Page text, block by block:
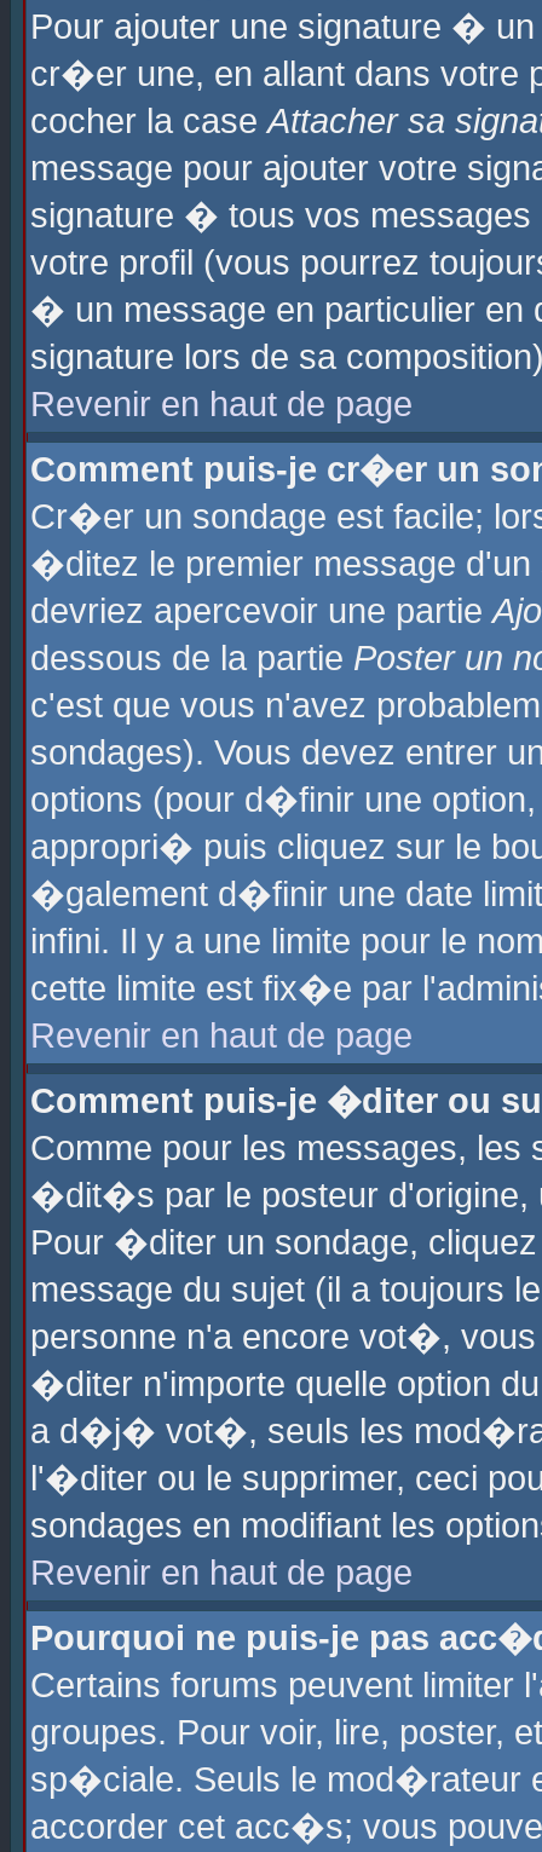
Pour ajouter une signature �
cr�er une, en allant dans
cocher la caseAttacher sa
message pour ajouter votre
signature � tous vos
votre profil (vous pourrez
� un message en particulier
signature lors de sa
Revenir en haut de page
Comment puis-je cr�er un
Cr�er un sondage est facile;
�ditez le premier message
devriez apercevoir une partie
dessous de la partie Poster un
c'est que vous n'avez
sondages). Vous devez entrer
options (pour d�finir une
appropri� puis cliquez sur le
�galement d�finir une date
infini. Il y a une limite pour le
cette limite est fix�e par
Revenir en haut de page
Comment puis-je �diter ou
Comme pour les messages,
�dit�s par le posteur d'origine,
Pour �diter un sondage,
message du sujet (il a toujours
personne n'a encore vot�,
�diter n'importe quelle option
a d�j� vot�, seuls les
l'�diter ou le supprimer, ceci
sondages en modifiant les
Revenir en haut de page
Pourquoi ne puis-je pas
Certains forums peuvent
groupes. Pour voir, lire, poster,
sp�ciale. Seuls le mod�rateur
accorder cet acc�s; vous